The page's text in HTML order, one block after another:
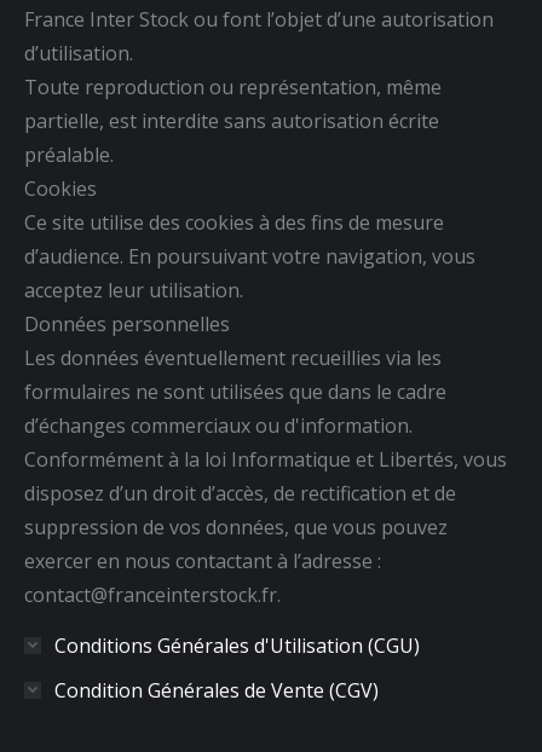
France Inter Stock ou font l’objet d’une autorisation
d’utilisation.
Toute reproduction ou représentation, même
partielle, est interdite sans autorisation écrite
préalable.
Cookies
Ce site utilise des cookies à des fins de mesure
d’audience. En poursuivant votre navigation, vous
acceptez leur utilisation.
Données personnelles
Les données éventuellement recueillies via les
formulaires ne sont utilisées que dans le cadre
d’échanges commerciaux ou d'information.
Conformément à la loi Informatique et Libertés, vous
disposez d’un droit d’accès, de rectification et de
suppression de vos données, que vous pouvez
exercer en nous contactant à l’adresse :
contact@franceinterstock.fr.
Conditions Générales d'Utilisation (CGU)
Condition Générales de Vente (CGV)